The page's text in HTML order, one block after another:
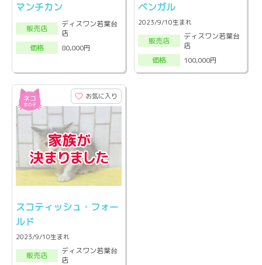
マンチカン
販売店
ディスワン若葉台
店
価格
80,000円
ベンガル
2023/9/10生まれ
販売店
ディスワン若葉台
店
価格
100,000円
お気に入り
スコティッシュ・フォー
ルド
2023/9/10生まれ
販売店
ディスワン若葉台
店